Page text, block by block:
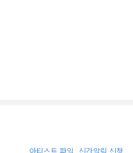
가족을 구해야 하는 운명에 처